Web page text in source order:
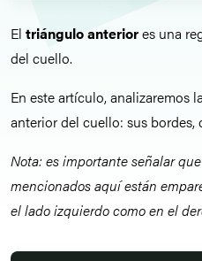
El triángulo anteriores una
del cuello.
En este artículo, analizaremos
anterior del cuello: sus
Nota: es importante señalar
mencionados aquí están
el lado izquierdo como en el